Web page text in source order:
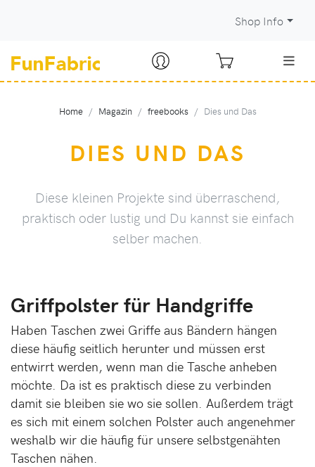
Shop Info
Home Magazin freebooks Dies und Das
DIES UND DAS
Diese kleinen Projekte sind überraschend,
praktisch oder lustig und Du kannst sie einfach
selber machen.
Griffpolster für Handgriffe
Haben Taschen zwei Griffe aus Bändern hängen
diese häufig seitlich herunter und müssen erst
entwirrt werden, wenn man die Tasche anheben
möchte. Da ist es praktisch diese zu verbinden
damit sie bleiben sie wo sie sollen. Außerdem trägt
es sich mit einem solchen Polster auch angenehmer
weshalb wir die häufig für unsere selbstgenähten
Taschen nähen.